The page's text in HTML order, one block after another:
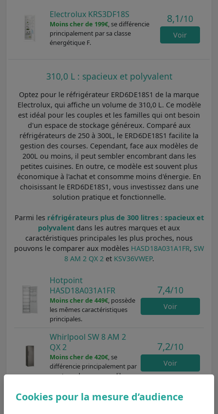
Electrolux KRS3DF18S
Moins cher de 199€, se différencie
principalement par sa classe
énergétique F.
8,1/10
Voir
310,0 L : spacieux et polyvalent
Optez pour le réfrigérateur ERD6DE18S1 de la marque
Electrolux, qui affiche un volume de 310,0 L. Ce modèle
est idéal pour les couples et les familles qui ont besoin
d'un espace de stockage généreux. Comparé aux
réfrigérateurs de 250 à 300L, le ERD6DE18S1 facilite la
gestion des courses. Cependant, face aux modèles de
200L ou moins, il peut sembler encombrant dans les
petites cuisines. En outre, ce modèle est souvent plus
économique à l'achat et consomme moins d'énergie. En
choisissant le ERD6DE18S1, vous investissez dans une
solution pratique et fonctionnelle.
Parmi les réfrigérateurs plus de 300 litres : spacieux et
polyvalent dans les autres marques et aux
caractéristiques principales les plus proches, nous
pouvons le comparer aux modèles HASD18A031A1FR, SW
8 AM 2 QX 2 et KSV36VWEP.
Hotpoint
HASD18A031A1FR
Moins cher de 449€, possède
les mêmes caractéristiques
principales.
7,4/10
Voir
Whirlpool SW 8 AM 2
QX 2
Moins cher de 420€, se
différencie principalement par
son type de pose pose libre.
7,2/10
Voir
Bosch KSV36VWEP
Moins cher de 397€, se
7,8/10
Cookies pour la mesure d’audience